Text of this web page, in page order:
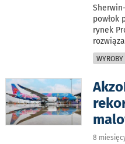
powłok
rynek
8